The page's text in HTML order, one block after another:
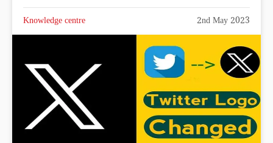
Knowledge centre 2nd May 2023